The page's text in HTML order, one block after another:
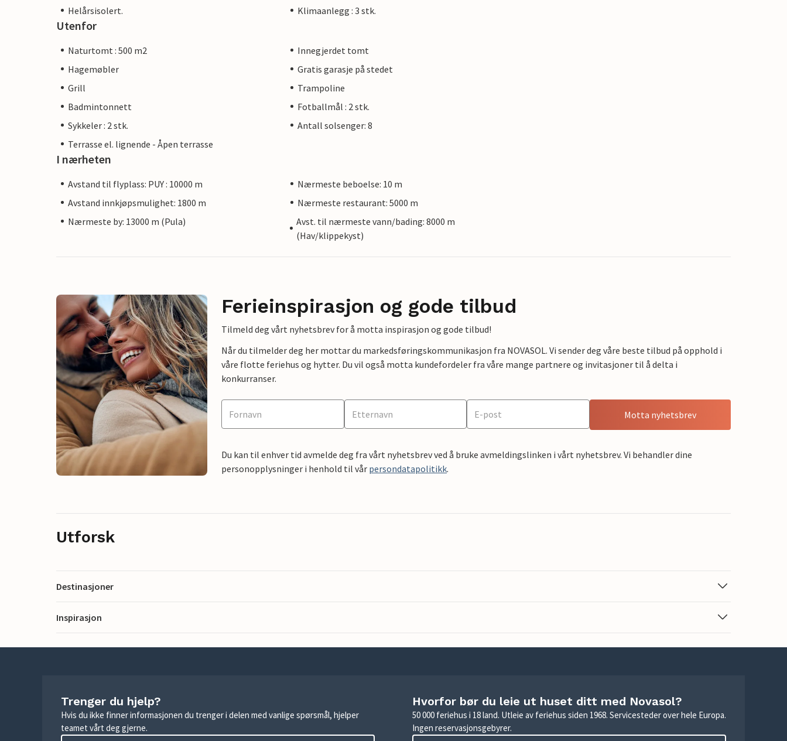
Helårsisolert. Klimaanlegg : 3 stk.
Utenfor
Naturtomt : 500 m2
Innegjerdet tomt
Hagemøbler
Gratis garasje på stedet
Grill
Trampoline
Badmintonnett
Fotballmål : 2 stk.
Sykkeler : 2 stk.
Antall solsenger: 8
Terrasse el. lignende - Åpen terrasse
I nærheten
Avstand til flyplass: PUY : 10000 m
Nærmeste beboelse: 10 m
Avstand innkjøpsmulighet: 1800 m
Nærmeste restaurant: 5000 m
Nærmeste by: 13000 m (Pula)
Avst. til nærmeste vann/bading: 8000 m
(Hav/klippekyst)
Ferieinspirasjon og gode tilbud
Tilmeld deg vårt nyhetsbrev for å motta inspirasjon og gode tilbud!
Når du tilmelder deg her mottar du markedsføringskommunikasjon fra NOVASOL. Vi sender deg våre beste tilbud på opphold i
våre flotte feriehus og hytter. Du vil også motta kundefordeler fra våre mange partnere og invitasjoner til å delta i
konkurranser.
Motta nyhetsbrev
Du kan til enhver tid avmelde deg fra vårt nyhetsbrev ved å bruke avmeldingslinken i vårt nyhetsbrev. Vi behandler dine
personopplysninger i henhold til vår persondatapolitikk.
Utforsk
Destinasjoner
Inspirasjon
Trenger du hjelp?
Hvis du ikke finner informasjonen du trenger i delen med vanlige spørsmål, hjelper
teamet vårt deg gjerne.
Hvorfor bør du leie ut huset ditt med Novasol?
50 000 feriehus i 18 land. Utleie av feriehus siden 1968. Servicesteder over hele Europa.
Ingen reservasjonsgebyrer.